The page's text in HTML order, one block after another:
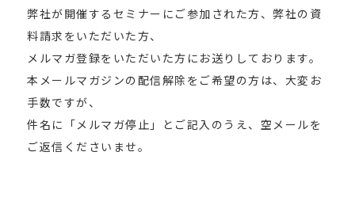
弊社が開催するセミナーにご参加された方、弊社の資
料請求をいただいた方、
メルマガ登録をいただいた方にお送りしております。
本メールマガジンの配信解除をご希望の方は、大変お
手数ですが、
件名に「メルマガ停止」とご記入のうえ、空メールを
ご返信くださいませ。